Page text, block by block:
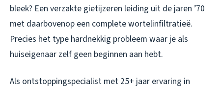
bleek? Een verzakte gietijzeren leiding uit de jaren ’70
met daarbovenop een complete wortelinfiltratieë.
Precies het type hardnekkig probleem waar je als
huiseigenaar zelf geen beginnen aan hebt.
Als ontstoppingspecialist met 25+ jaar ervaring in